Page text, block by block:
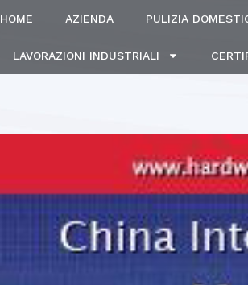
HOME AZIENDA PULIZIA
LAVORAZIONI INDUSTRIALI